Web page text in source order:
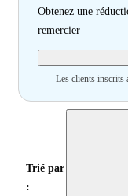
Obtenez une
remercier
Les clients inscrits
Trié par
: